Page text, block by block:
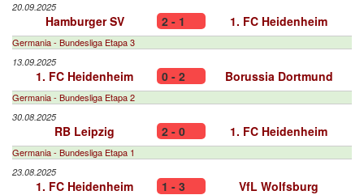
20.09.2025
Hamburger SV 2 - 1 1. FC Heidenheim
Germania - Bundesliga Etapa 3
13.09.2025
1. FC Heidenheim 0 - 2 Borussia Dortmund
Germania - Bundesliga Etapa 2
30.08.2025
RB Leipzig 2 - 0 1. FC Heidenheim
Germania - Bundesliga Etapa 1
23.08.2025
1. FC Heidenheim 1 - 3 VfL Wolfsburg